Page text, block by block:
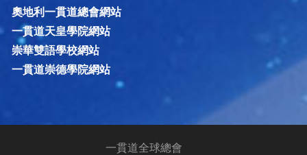
奧地利一貫道總會網站
一貫道天皇學院網站
崇華雙語學校網站
一貫道崇德學院網站
一貫道全球總會